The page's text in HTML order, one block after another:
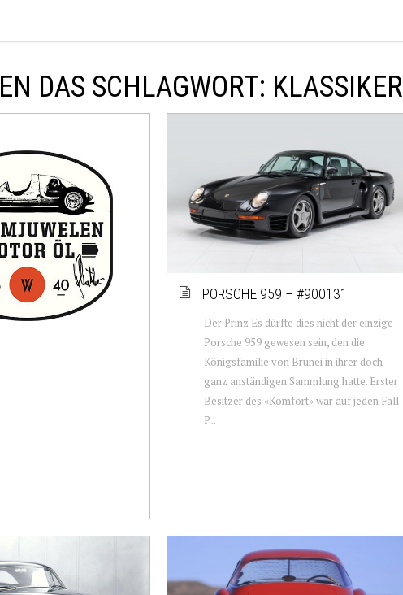
DAS SCHLAGWORT: KLASSIKER
PORSCHE 959 – #900131
Der Prinz Es dürfte dies nicht der einzige
Porsche 959 gewesen sein, den die
Königsfamilie von Brunei in ihrer doch
ganz anständigen Sammlung hatte. Erster
Besitzer des «Komfort» war auf jeden Fall
P...